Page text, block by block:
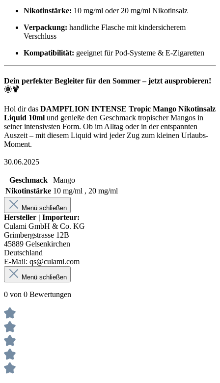
Nikotinstärke: 10 mg/ml oder 20 mg/ml Nikotinsalz
Verpackung: handliche Flasche mit kindersicherem
Verschluss
Kompatibilität: geeignet für Pod-Systeme & E-Zigaretten
Dein perfekter Begleiter für den Sommer – jetzt ausprobieren!
🌞🍹
Hol dir das DAMPFLION INTENSE Tropic Mango Nikotinsalz
Liquid 10ml und genieße den Geschmack tropischer Mangos in
seiner intensivsten Form. Ob im Alltag oder in der entspannten
Auszeit – mit diesem Liquid wird jeder Zug zum kleinen Urlaubs-
Moment.
30.06.2025
Geschmack
Mango
Nikotinstärke 10 mg/ml , 20 mg/ml
Menü schließen
Hersteller | Importeur:
Culami GmbH & Co. KG
Grimbergstrasse 12B
45889 Gelsenkirchen
Deutschland
E-Mail: qs@culami.com
Menü schließen
0 von 0 Bewertungen